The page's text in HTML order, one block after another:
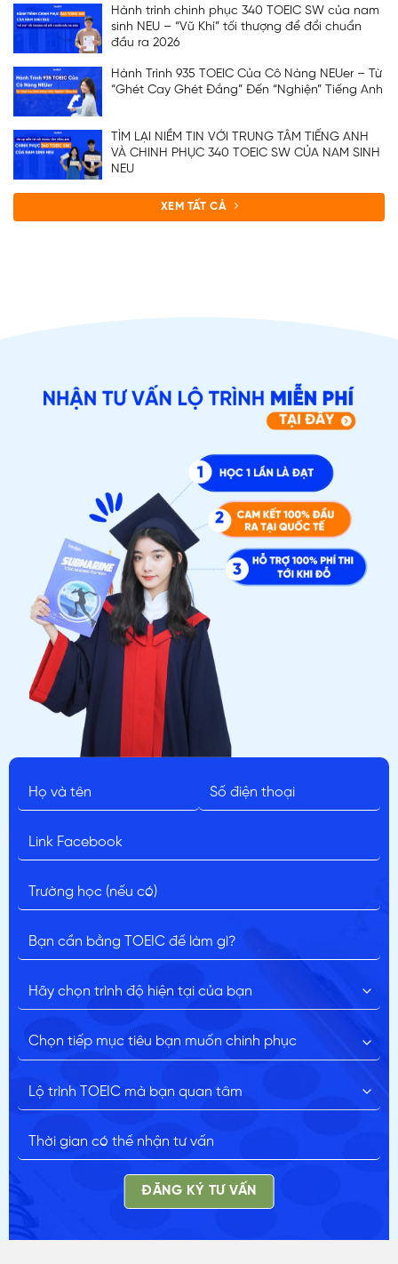
Hành trình chinh phục 340 TOEIC SW của nam
sinh NEU – “Vũ Khí” tối thượng để đổi chuẩn
đầu ra 2026
Hành Trình 935 TOEIC Của Cô Nàng NEUer – Từ
“Ghét Cay Ghét Đắng” Đến “Nghiện” Tiếng Anh
TÌM LẠI NIỀM TIN VỚI TRUNG TÂM TIẾNG ANH
VÀ CHINH PHỤC 340 TOEIC SW CỦA NAM SINH
NEU
XEM TẤT CẢ
ĐĂNG KÝ TƯ VẤN